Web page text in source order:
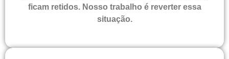
ficam retidos. Nosso trabalho é reverter essa
situação.